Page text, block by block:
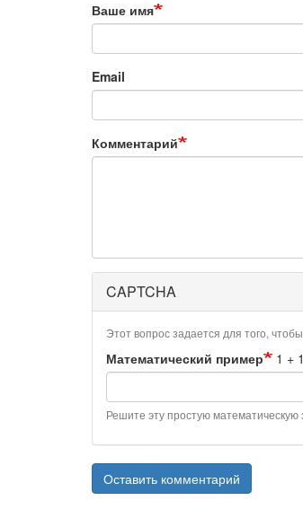
Ваше имя
Email
Комментарий
CAPTCHA
Этот вопрос задается для того,
Математический пример 1 +
Решите эту простую математическую
Оставить комментарий